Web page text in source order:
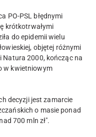
PO-PSL błędnymi
krótkotrwałymi
do epidemii wielu
objętej różnymi
Natura 2000, kończąc na
w kwietniowym
decyzji jest zamarcie
o masie ponad
700 mln zł".